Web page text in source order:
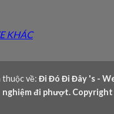
KHÁC
thuộc về: Đi Đó Đi Đây 's -
nghiệm đi phượt. Copyright